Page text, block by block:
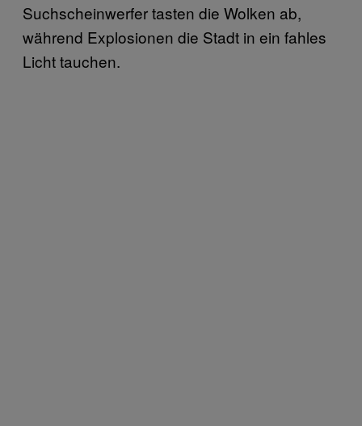
Suchscheinwerfer tasten die Wolken ab,
während Explosionen die Stadt in ein fahles
Licht tauchen.